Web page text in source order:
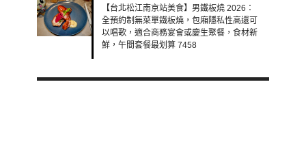
【台北松江南京站美食】男鐵板燒 2026：
全預約制無菜單鐵板燒，包廂隱私性高還可
以唱歌，適合商務宴會或慶生聚餐，食材新
鮮，午間套餐最划算 7458